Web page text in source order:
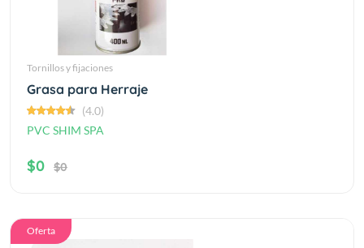
Tornillos y fijaciones
Grasa para Herraje
(4.0)
PVC SHIM SPA
$0 $0
Oferta